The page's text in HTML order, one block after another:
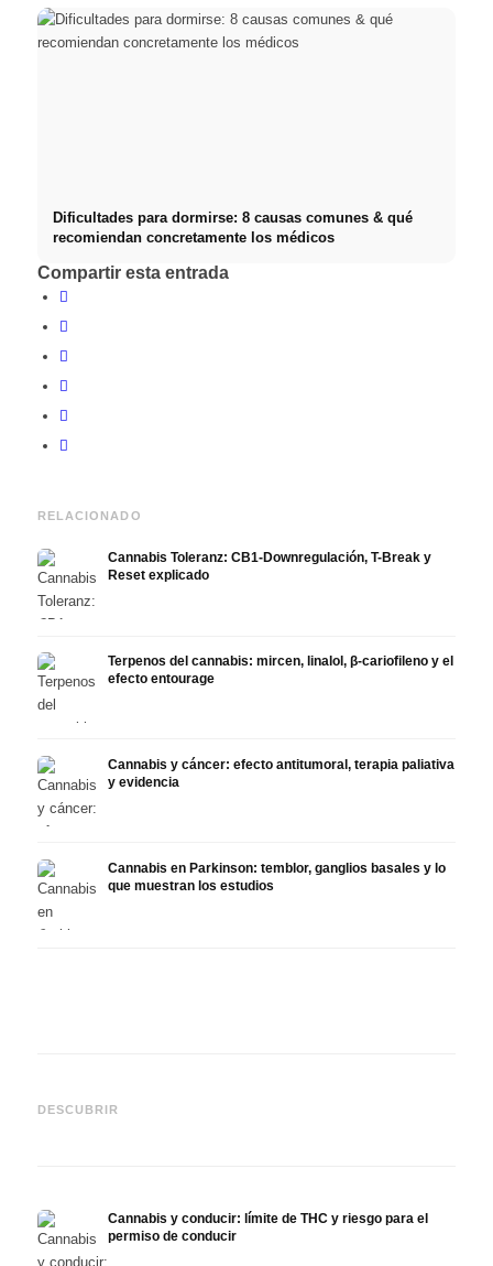
Dificultades para dormirse: 8 causas comunes & qué
recomiendan concretamente los médicos
Compartir esta entrada
RELACIONADO
Cannabis Toleranz: CB1-Downregulación, T-Break y
Reset explicado
Terpenos del cannabis: mircen, linalol, β-cariofileno y el
efecto entourage
Cannabis y cáncer: efecto antitumoral, terapia paliativa
y evidencia
Cannabis en Parkinson: temblor, ganglios basales y lo
que muestran los estudios
DESCUBRIR
automedición y lo que
Cannabis y conducir: límite de THC y riesgo para el
permiso de conducir